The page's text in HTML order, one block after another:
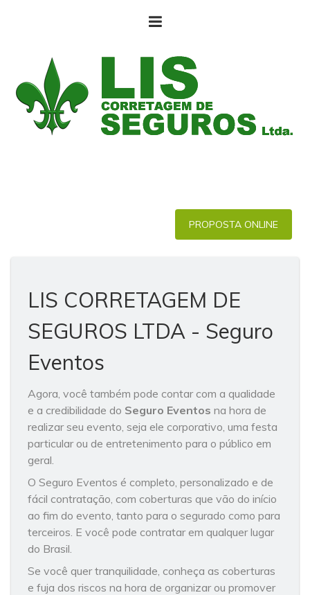
PROPOSTA ONLINE
LIS CORRETAGEM DE
SEGUROS LTDA - Seguro
Eventos
Agora, você também pode contar com a qualidade
e a credibilidade do Seguro Eventosna hora de
realizar seu evento, seja ele corporativo, uma festa
particular ou de entretenimento para o público em
geral.
O Seguro Eventos é completo, personalizado e de
fácil contratação, com coberturas que vão do início
ao fim do evento, tanto para o segurado como para
terceiros. E você pode contratar em qualquer lugar
do Brasil.
Se você quer tranquilidade, conheça as coberturas
e fuja dos riscos na hora de organizar ou promover